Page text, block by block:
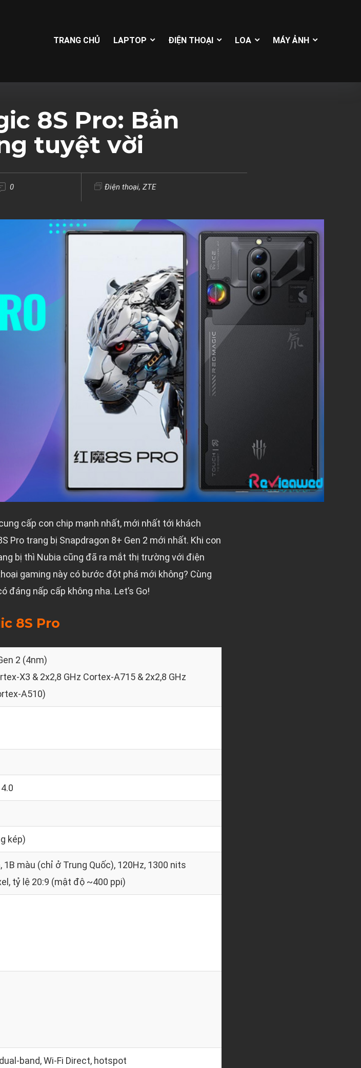
TRANG CHỦ LAPTOP ĐIỆN THOẠI LOA MÁY ẢNH
8S Pro: Bản
tuyệt vời
0 Điện thoại, ZTE
cấp con chip mạnh nhất, mới nhất tới khách
Pro trang bị Snapdragon 8+ Gen 2 mới nhất. Khi con
bị thì Nubia cũng đã ra mắt thị trường với điện
gaming này có bước đột phá mới không? Cùng
đáng nấp cấp không nha. Let’s Go!
8S Pro
2 (4nm)
X3 & 2x2,8 GHz Cortex-A715 & 2x2,8 GHz
A510)
kép)
1B màu (chỉ ở Trung Quốc), 120Hz, 1300 nits
tỷ lệ 20:9 (mật độ ~400 ppi)
band, Wi-Fi Direct, hotspot